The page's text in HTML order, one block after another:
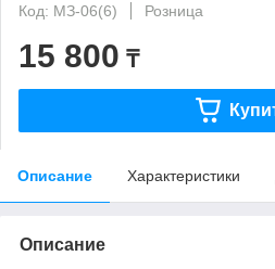
Код: МЗ-06(6)
Розница
15 800 ₸
Описание Характеристики
Описание